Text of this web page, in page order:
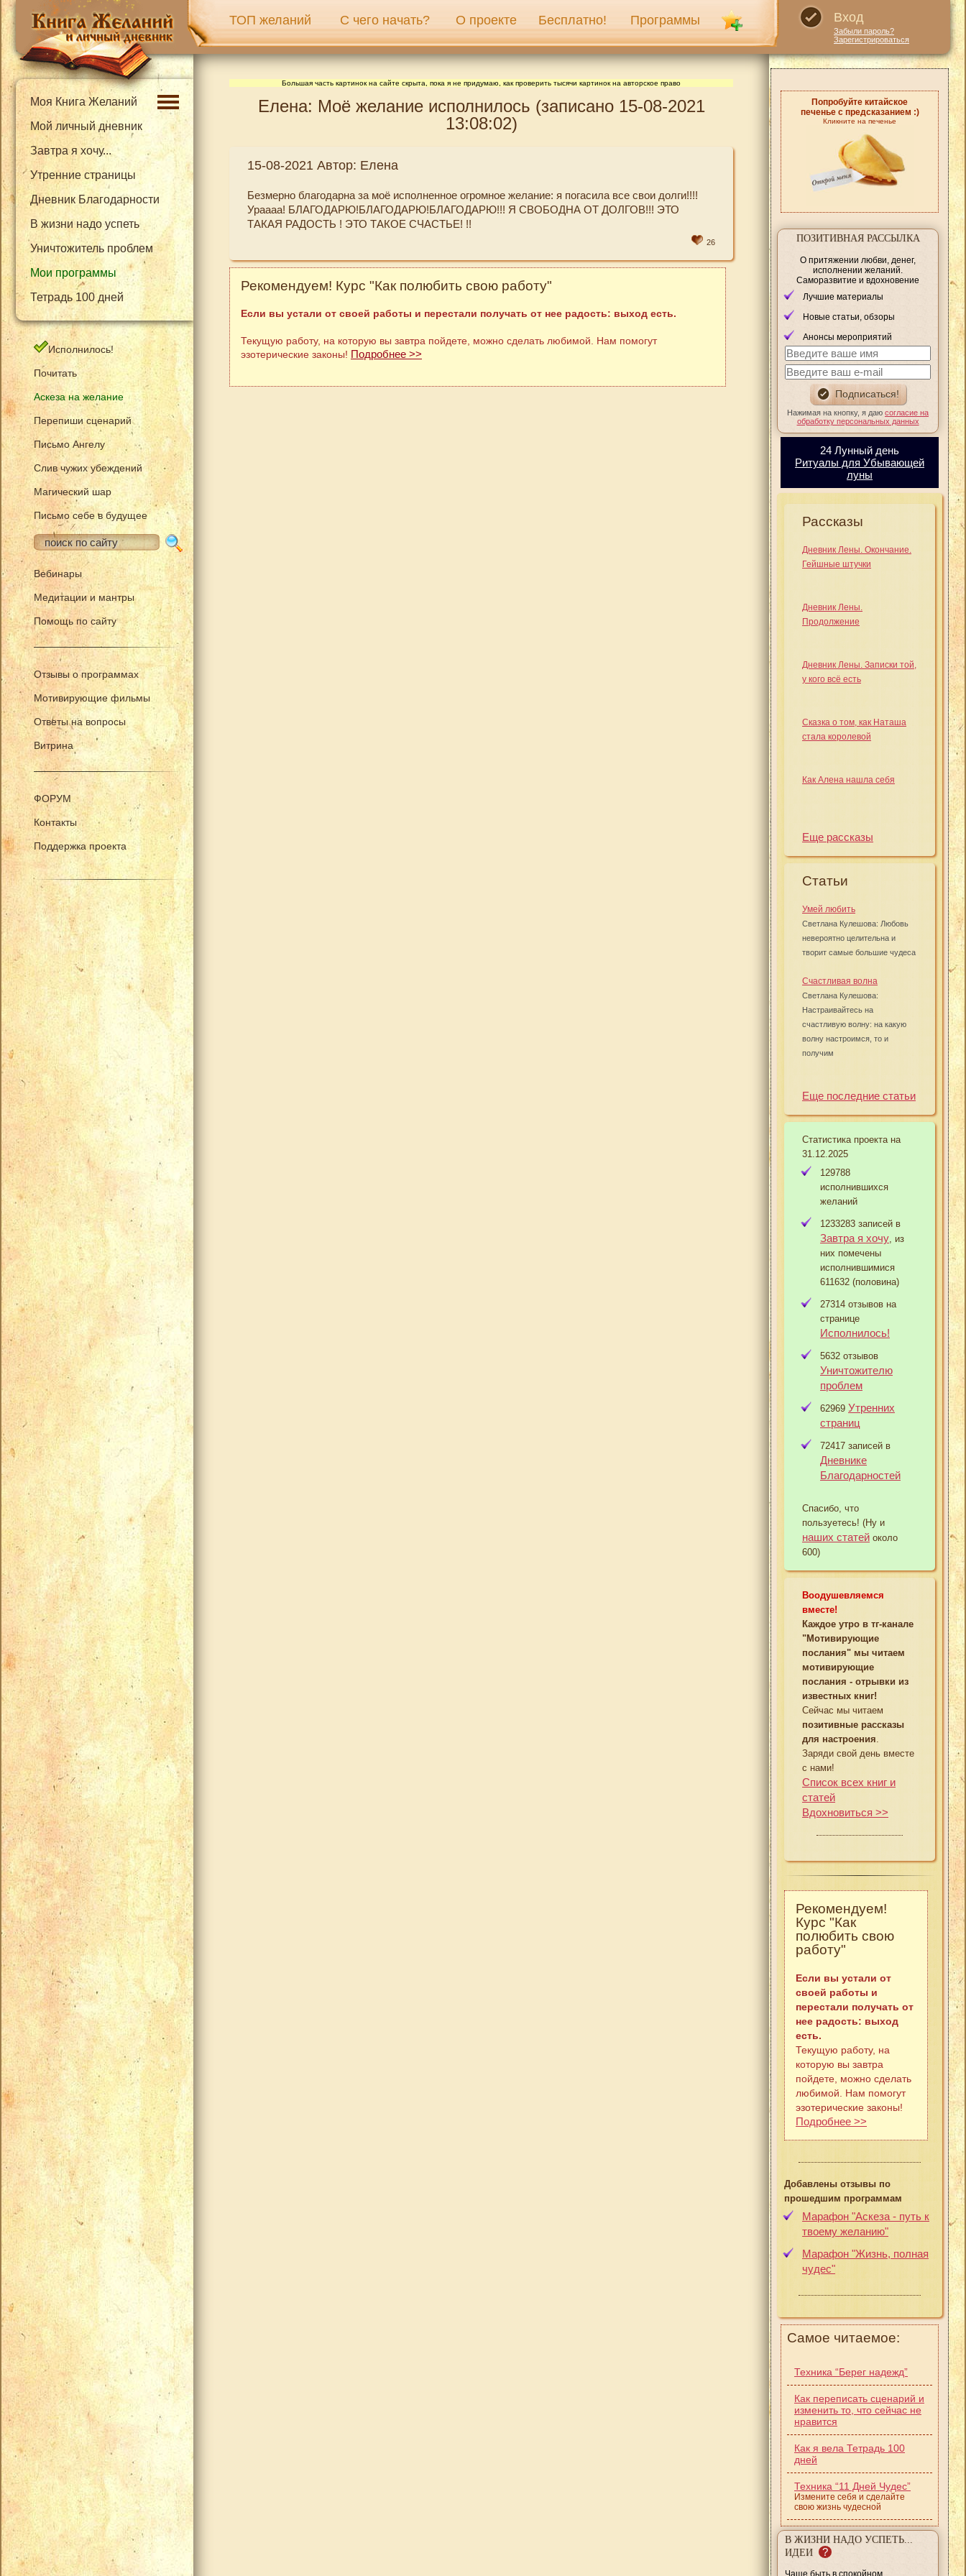
ТОП желаний С чего начать? О проекте Бесплатно! Программы Вход
Забыли пароль?
Зарегистрироваться
Моя Книга Желаний
Мой личный дневник
Завтра я хочу...
Утренние страницы
Дневник Благодарности
В жизни надо успеть
Уничтожитель проблем
Мои программы
Тетрадь 100 дней
Исполнилось!
Почитать
Аскеза на желание
Перепиши сценарий
Письмо Ангелу
Слив чужих убеждений
Магический шар
Письмо себе в будущее
Вебинары
Медитации и мантры
Помощь по сайту
Отзывы о программах
Мотивирующие фильмы
Ответы на вопросы
Витрина
ФОРУМ
Контакты
Поддержка проекта
Большая часть картинок на сайте скрыта, пока я не придумаю, как проверить тысячи картинок на авторское право
Елена: Моё желание исполнилось (записано 15-08-2021
13:08:02)
15-08-2021 Автор: Елена
Безмерно благодарна за моё исполненное огромное желание: я погасила все свои долги!!!!
Ураааа! БЛАГОДАРЮ!БЛАГОДАРЮ!БЛАГОДАРЮ!!! Я СВОБОДНА ОТ ДОЛГОВ!!! ЭТО
ТАКАЯ РАДОСТЬ ! ЭТО ТАКОЕ СЧАСТЬЕ! !!
26
Рекомендуем! Курс "Как полюбить свою работу"
Если вы устали от своей работы и перестали получать от нее радость: выход есть.
Текущую работу, на которую вы завтра пойдете, можно сделать любимой. Нам помогут
эзотерические законы! Подробнее >>
Попробуйте китайское
печенье с предсказанием :)
Кликните на печенье
ПОЗИТИВНАЯ РАССЫЛКА
О притяжении любви, денег,
исполнении желаний.
Саморазвитие и вдохновение
Лучшие материалы
Новые статьи, обзоры
Анонсы мероприятий
Нажимая на кнопку, я даю согласие на
обработку персональных данных
24 Лунный день
Ритуалы для Убывающей
луны
Рассказы
Дневник Лены. Окончание.
Гейшные штучки
Дневник Лены.
Продолжение
Дневник Лены. Записки той,
у кого всё есть
Сказка о том, как Наташа
стала королевой
Как Алена нашла себя
Еще рассказы
Статьи
Умей любить
Светлана Кулешова: Любовь
невероятно целительна и
творит самые большие чудеса
Счастливая волна
Светлана Кулешова:
Настраивайтесь на
счастливую волну: на какую
волну настроимся, то и
получим
Еще последние статьи
Статистика проекта на
31.12.2025
129788
исполнившихся
желаний
1233283 записей в
Завтра я хочу , из
них помечены
исполнившимися
611632 (половина)
27314 отзывов на
странице
Исполнилось!
5632 отзывов
Уничтожителю
проблем
62969 Утренних
страниц
72417 записей в
Дневнике
Благодарностей
Спасибо, что
пользуетесь! (Ну и
наших статей около
600)
Воодушевляемся
вместе!
Каждое утро в тг-канале
"Мотивирующие
послания" мы читаем
мотивирующие
послания - отрывки из
известных книг!
Сейчас мы читаем
позитивные рассказы
для настроения
Заряди свой день вместе
с нами!
Список всех книг и
статей
Вдохновиться >>
Рекомендуем!
Курс "Как
полюбить свою
работу"
Если вы устали от
своей работы и
перестали получать от
нее радость: выход
есть.
Текущую работу, на
которую вы завтра
пойдете, можно сделать
любимой. Нам помогут
эзотерические законы!
Подробнее >>
Добавлены отзывы по
прошедшим программам
Марафон "Аскеза - путь к
твоему желанию"
Марафон "Жизнь, полная
чудес"
Самое читаемое:
Техника “Берег надежд”
Как переписать сценарий и
изменить то, что сейчас не
нравится
Как я вела Тетрадь 100
дней
Техника “11 Дней Чудес”
Измените себя и сделайте
свою жизнь чудесной
В ЖИЗНИ НАДО УСПЕТЬ...
ИДЕИ
?
Чаще быть в спокойном